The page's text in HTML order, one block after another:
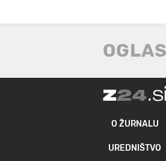
O ŽURNALU
UREDNIŠTVO